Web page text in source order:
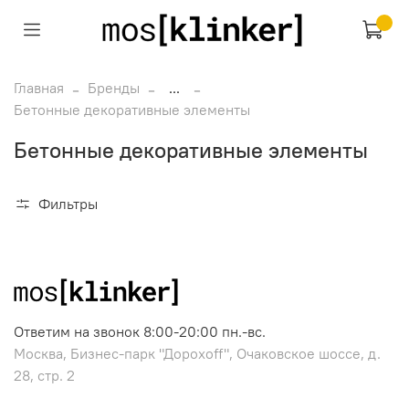
Главная Бренды
...
Бетонные декоративные элементы
Бетонные декоративные элементы
Фильтры
Ответим на звонок 8:00-20:00 пн.-вс.
Москва, Бизнес-парк "Дорохоff", Очаковское шоссе, д.
28, стр. 2